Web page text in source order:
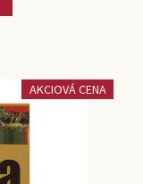
AKCIOVÁ CENA